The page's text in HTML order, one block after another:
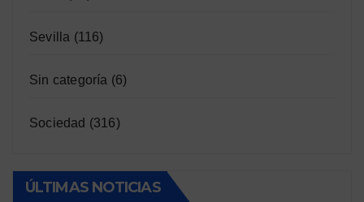
Sevilla (116)
Sin categoría (6)
Sociedad (316)
ÚLTIMAS NOTICIAS